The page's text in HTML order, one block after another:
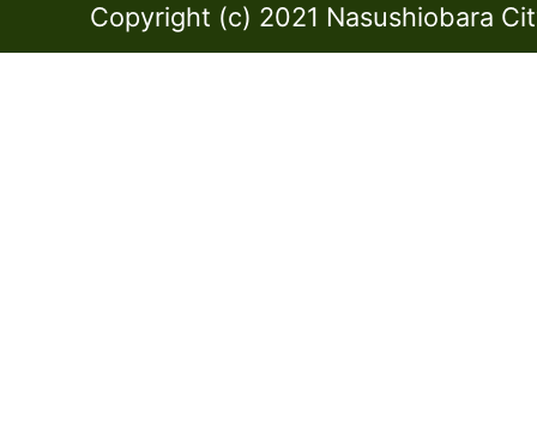
Copyright (c) 2021 Nasushiobara